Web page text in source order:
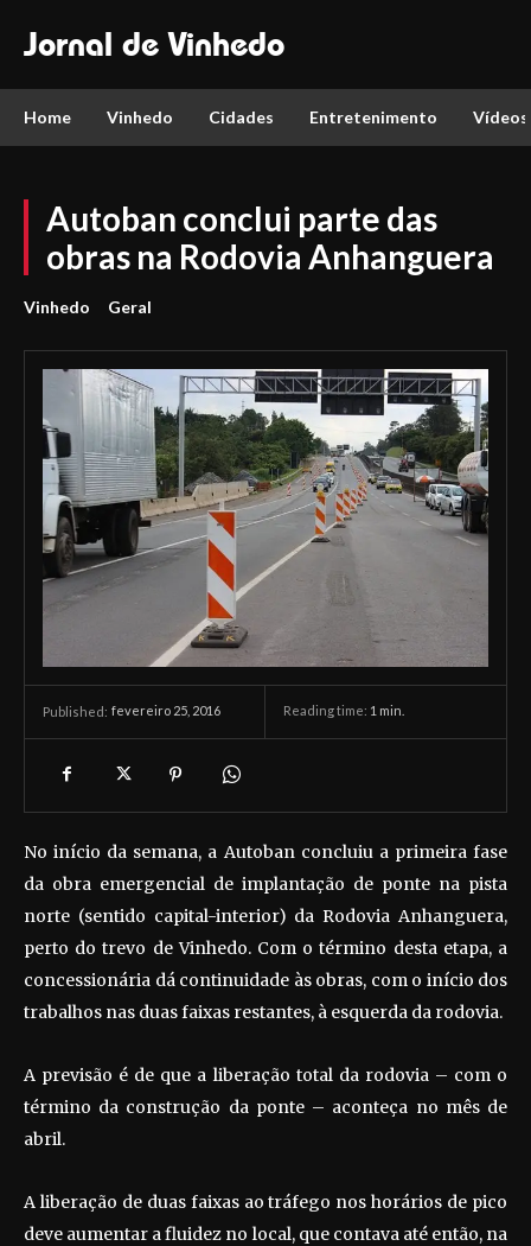
Jornal de Vinhedo
Home Vinhedo Cidades Entretenimento Vídeos
Autoban conclui parte das
obras na Rodovia Anhanguera
Vinhedo Geral
Published: fevereiro 25, 2016 Reading time: 1 min.
No início da semana, a Autoban concluiu a primeira fase
da obra emergencial de implantação de ponte na pista
norte (sentido capital-interior) da Rodovia Anhanguera,
perto do trevo de Vinhedo. Com o término desta etapa, a
concessionária dá continuidade às obras, com o início dos
trabalhos nas duas faixas restantes, à esquerda da rodovia.
A previsão é de que a liberação total da rodovia – com o
término da construção da ponte – aconteça no mês de
abril.
A liberação de duas faixas ao tráfego nos horários de pico
deve aumentar a fluidez no local, que contava até então, na